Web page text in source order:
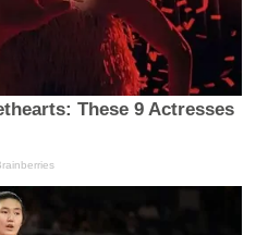
These 9 Actresses